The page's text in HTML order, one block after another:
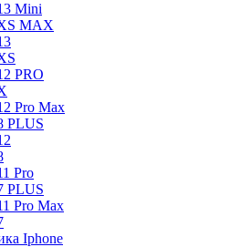
Mini
MAX
PRO
Pro Max
PLUS
Pro
PLUS
Pro Max
Iphone